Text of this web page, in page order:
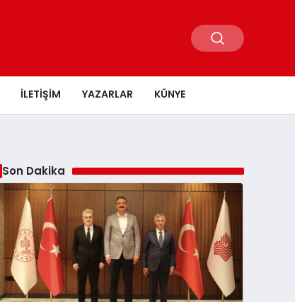
İLETIŞIM YAZARLAR KÜNYE
Son Dakika